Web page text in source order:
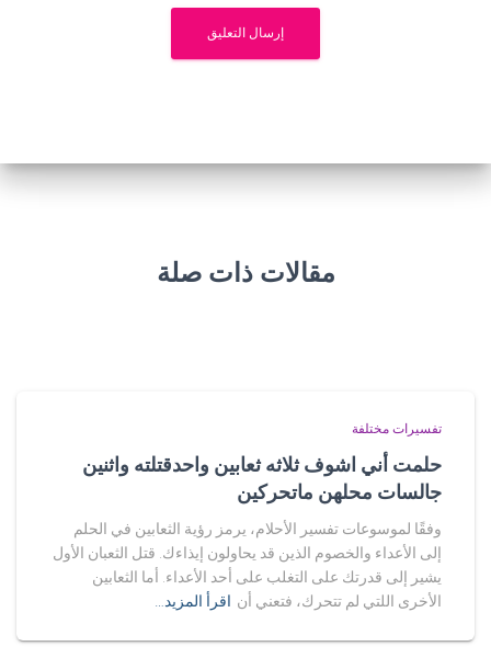
مقالات ذات صلة
تفسيرات مختلفة
حلمت أني اشوف ثلاثه ثعابين واحدقتلته واثنين
جالسات محلهن ماتحركين
وفقًا لموسوعات تفسير الأحلام، يرمز رؤية الثعابين في الحلم
إلى الأعداء والخصوم الذين قد يحاولون إيذاءك. قتل الثعبان الأول
يشير إلى قدرتك على التغلب على أحد الأعداء. أما الثعابين
الأخرى اللتي لم تتحرك، فتعني أن اقرأ المزيد…